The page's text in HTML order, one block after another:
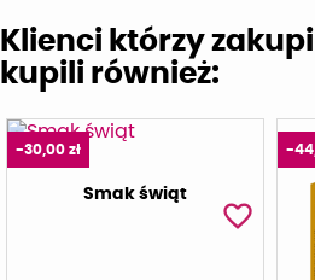
Klienci którzy
kupili również:
Smak świąt
-30,00 zł
favorite_border
-